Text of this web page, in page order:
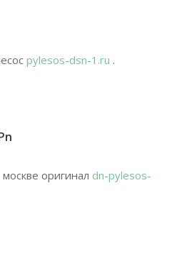
pylesos-dsn-1.ru .
оригинал dn-pylesos-